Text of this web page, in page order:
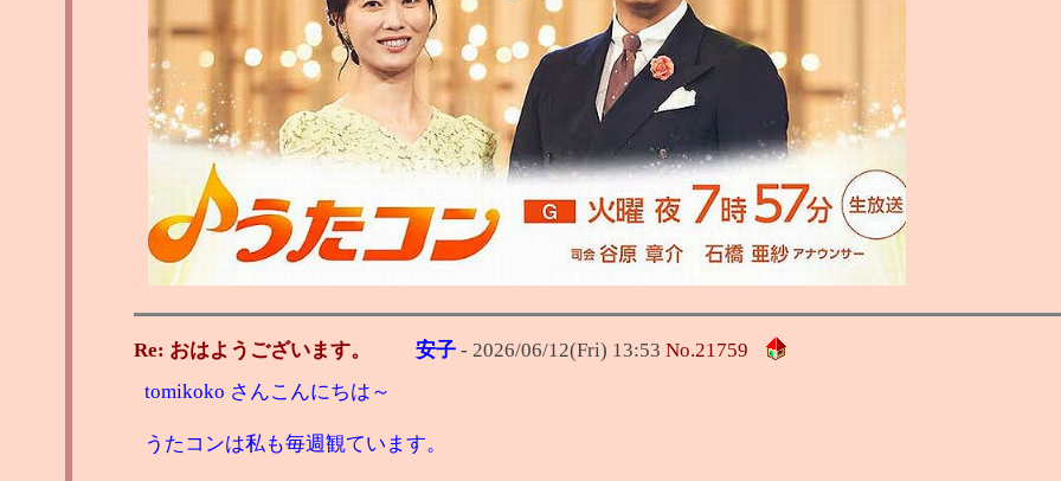
Re: おはようございます。 安子- 2026/06/12(Fri) 13:53 No.21759
tomikoko さんこんにちは～
うたコンは私も毎週観ています。